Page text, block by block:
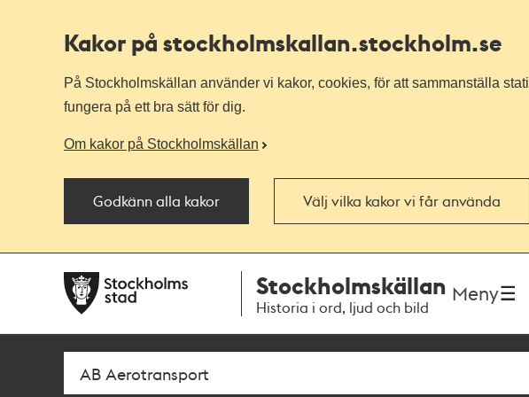
Kakor på stockholmskallan.stockholm.se
På Stockholmskällan använder vi kakor, cookies, för att sammanställa
fungera på ett bra sätt för dig.
Om kakor på Stockholmskällan
Godkänn alla kakor Välj vilka kakor vi får använda
navigationen
huvudinnehållet
Stockholmskällan
Historia i ord, ljud och bild
Meny
Sök